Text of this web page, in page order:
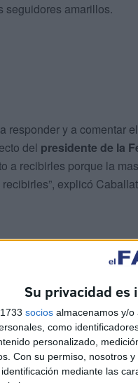
Su privacidad
socios almacenamos y/o
como
personalizado,
Con su permiso, nosotros
mediante las
seguidores amarillos.
responder y a comentar
del presidente de la
a recibirles porque la
explicó
su llegada a las 11:30
ya habían llegado a
visitantes sería notable
ciudades.
también bromeó sobre